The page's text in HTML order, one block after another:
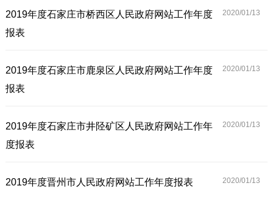
2020/01/13
2019年度石家庄市桥西区人民政府网站工作年度
报表
2020/01/13
2019年度石家庄市鹿泉区人民政府网站工作年度
报表
2020/01/13
2019年度石家庄市井陉矿区人民政府网站工作年
度报表
2020/01/13
2019年度晋州市人民政府网站工作年度报表